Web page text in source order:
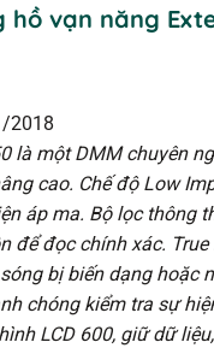
hồ vạn năng
2018
là một DMM chuyên
cao. Chế độ Low
áp ma. Bộ lọc thông
để đọc chính xác.
bị biến dạng hoặc
chóng kiểm tra sự
LCD 600, giữ dữ